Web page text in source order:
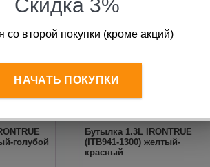
голубой
Бутылка 1.3L IRONTRUE
(ITB941-1300) желтый-
красный
Скидка 3%
со второй покупки (кроме акций)
НАЧАТЬ ПОКУПКИ